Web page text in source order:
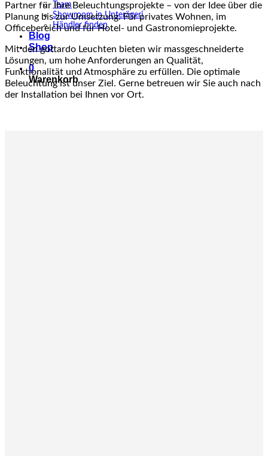
Team
Showroom in Unterägeri
Händler finden
Blog
Shop
0
Warenkorb
Partner für Ihre Beleuchtungsprojekte – von der Idee über die
Planung bis zur Umsetzung. Für privates Wohnen, im
Officebereich und für Hotel- und Gastronomieprojekte.
Mit den gottardo Leuchten bieten wir massgeschneiderte
Lösungen, um hohe Anforderungen an Qualität,
Funktionalität und Atmosphäre zu erfüllen. Die optimale
Beleuchtung ist unser Ziel. Gerne betreuen wir Sie auch nach
der Installation bei Ihnen vor Ort.